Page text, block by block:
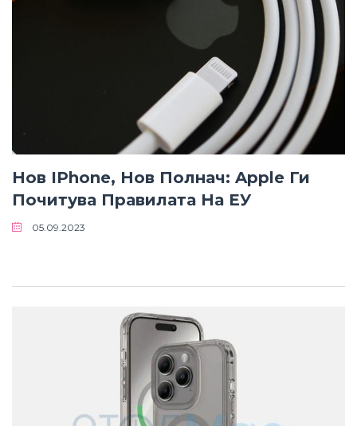
Нов IPhone, Нов Полнач: Apple Ги
Почитува Правилата На ЕУ
05.09.2023